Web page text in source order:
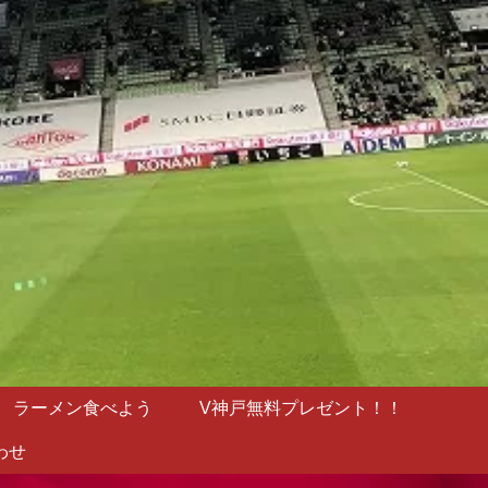
ラーメン食べよう V神戸無料プレゼント！！
せ